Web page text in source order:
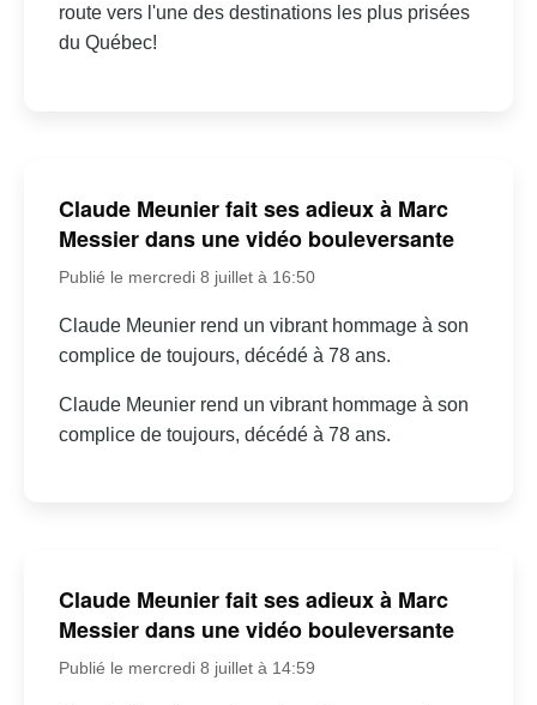
route vers l'une des destinations les plus prisées
du Québec!
Claude Meunier fait ses adieux à Marc
Messier dans une vidéo bouleversante
Publié le mercredi 8 juillet à 16:50
Claude Meunier rend un vibrant hommage à son
complice de toujours, décédé à 78 ans.
Claude Meunier rend un vibrant hommage à son
complice de toujours, décédé à 78 ans.
Claude Meunier fait ses adieux à Marc
Messier dans une vidéo bouleversante
Publié le mercredi 8 juillet à 14:59